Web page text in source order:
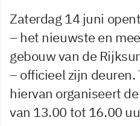
Zaterdag 14 juni
– het nieuwste en
gebouw van de
– officieel zijn deuren.
hiervan organiseert
van 13.00 tot 16.00